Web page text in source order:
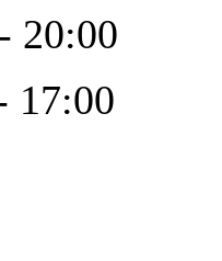
20:00
17:00